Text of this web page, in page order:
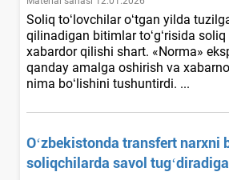
Soliq toʻlovchilar oʻtgan yilda
qilinadigan bitimlar toʻgʻrisida
хabardor qilishi shart. «Norma»
qanday amalga oshirish va
nima boʻlishini tushuntirdi. ...
Oʻzbekistonda transfert narхni
soliqchilarda savol